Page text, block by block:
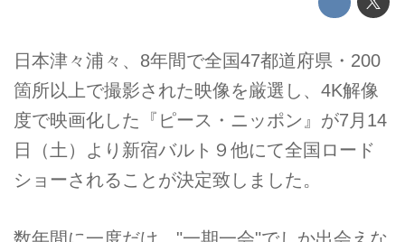
日本津々浦々、8年間で全国47都道府県・200
箇所以上で撮影された映像を厳選し、4K解像
度で映画化した『ピース・ニッポン』が7月14
日（土）より新宿バルト９他にて全国ロード
ショーされることが決定致しました。
数年間に一度だけ、"一期一会"でしか出会えな